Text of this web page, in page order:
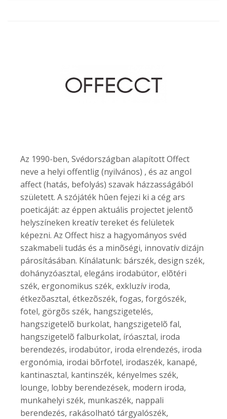
Az 1990-ben, Svédországban alapított Offect
neve a helyi offentlig (nyilvános) , és az angol
affect (hatás, befolyás) szavak házzasságából
született. A szójáték hûen fejezi ki a cég ars
poeticáját: az éppen aktuális projectet jelentõ
helyszíneken kreatív tereket és felületek
képezni. Az Offect hisz a hagyományos svéd
szakmabeli tudás és a minõségi, innovatív dizájn
párosításában. Kínálatunk: bárszék, design szék,
dohányzóasztal, elegáns irodabútor, elõtéri
szék, ergonomikus szék, exkluzív iroda,
étkezõasztal, étkezõszék, fogas, forgószék,
fotel, görgõs szék, hangszigetelés,
hangszigetelõ burkolat, hangszigetelõ fal,
hangszigetelõ falburkolat, íróasztal, iroda
berendezés, irodabútor, iroda elrendezés, iroda
ergonómia, irodai bõrfotel, irodaszék, kanapé,
kantinasztal, kantinszék, kényelmes szék,
lounge, lobby berendezések, modern iroda,
munkahelyi szék, munkaszék, nappali
berendezés, rakásolható tárgyalószék,